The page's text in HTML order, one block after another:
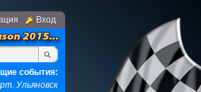
Вход
того ни другого...(с)интернет.
события:
Ульяновск